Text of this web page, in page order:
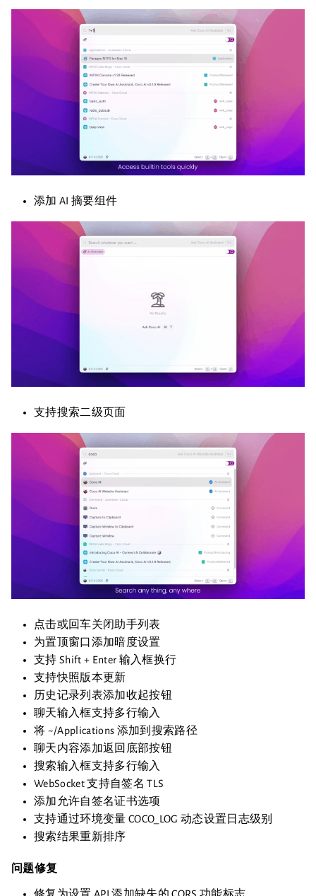
添加 AI 摘要组件
支持搜索二级页面
点击或回车关闭助手列表
为置顶窗口添加暗度设置
支持 Shift + Enter 输入框换行
支持快照版本更新
历史记录列表添加收起按钮
聊天输入框支持多行输入
将 ~/Applications 添加到搜索路径
聊天内容添加返回底部按钮
搜索输入框支持多行输入
WebSocket 支持自签名 TLS
添加允许自签名证书选项
支持通过环境变量 COCO_LOG 动态设置日志级别
搜索结果重新排序
问题修复